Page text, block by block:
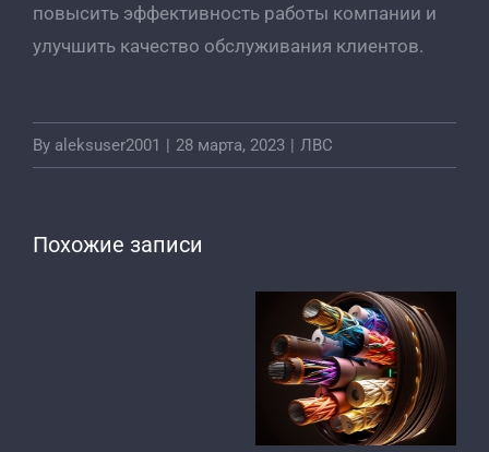
повысить эффективность работы компании и
улучшить качество обслуживания клиентов.
By aleksuser2001 | 28 марта, 2023 | ЛВС
Похожие записи